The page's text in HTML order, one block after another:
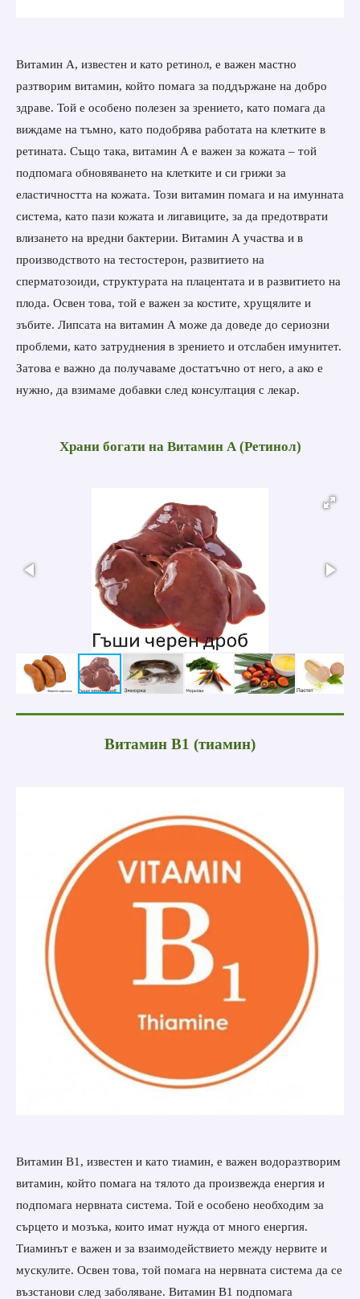
Витамин А, известен и като ретинол, е важен мастно
разтворим витамин, който помага за поддържане на добро
здраве. Той е особено полезен за зрението, като помага да
виждаме на тъмно, като подобрява работата на клетките в
ретината. Също така, витамин А е важен за кожата – той
подпомага обновяването на клетките и си грижи за
еластичността на кожата. Този витамин помага и на имунната
система, като пази кожата и лигавиците, за да предотврати
влизането на вредни бактерии. Витамин А участва и в
производството на тестостерон, развитието на
сперматозоиди, структурата на плацентата и в развитието на
плода. Освен това, той е важен за костите, хрущялите и
зъбите. Липсата на витамин А може да доведе до сериозни
проблеми, като затруднения в зрението и отслабен имунитет.
Затова е важно да получаваме достатъчно от него, а ако е
нужно, да взимаме добавки след консултация с лекар.
Храни богати на Витамин А (Ретинол)
Витамин B1 (тиамин)
Витамин B1, известен и като тиамин, е важен водоразтворим
витамин, който помага на тялото да произвежда енергия и
подпомага нервната система. Той е особено необходим за
сърцето и мозъка, които имат нужда от много енергия.
Тиаминът е важен и за взаимодействието между нервите и
мускулите. Освен това, той помага на нервната система да се
възстанови след заболяване. Витамин B1 подпомага